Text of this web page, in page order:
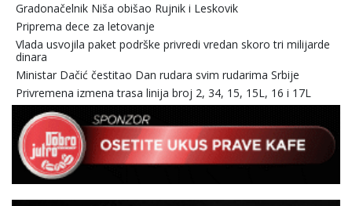
Gradonačelnik Niša obišao Rujnik i Leskovik
Priprema dece za letovanje
Vlada usvojila paket podrške privredi vredan skoro tri milijarde
dinara
Ministar Dačić čestitao Dan rudara svim rudarima Srbije
Privremena izmena trasa linija broj 2, 34, 15, 15L, 16 i 17L